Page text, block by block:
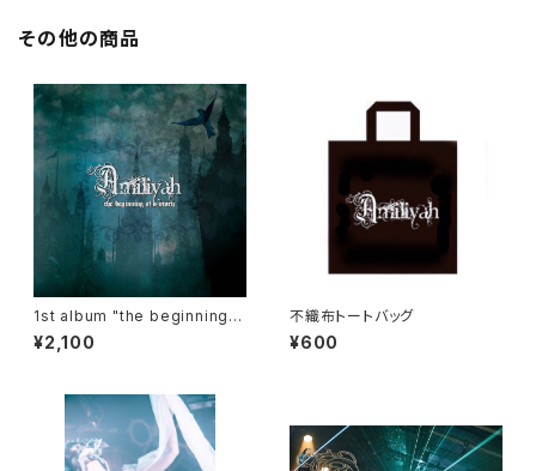
その他の商品
1st album "the beginning o
f a story"
¥2,100
不織布トートバッグ
¥600